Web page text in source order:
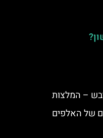
– המלצות
של האלפים